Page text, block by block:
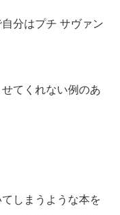
分はプチ サヴァン
てくれない例のあ
しまうような本を